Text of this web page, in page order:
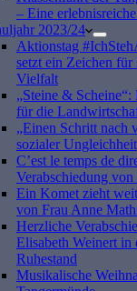
– Eine
2023/24
Aktionstag
setzt ein Zeichen
Vielfalt
„Steine &
für die
„Einen Schritt nach
sozialer Ungleichheit
C’est le temps de
Verabschiedung
Ein Komet zieht
von Frau Anne
Herzliche
Elisabeth Weinert in
Ruhestand
Musikalische